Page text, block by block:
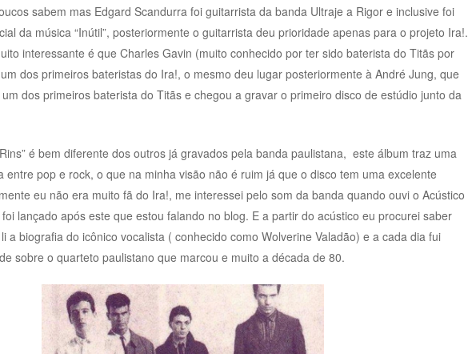
sabem mas Edgard Scandurra foi guitarrista da banda Ultraje a Rigor e inclusive foi
da música “Inútil”, posteriormente o guitarrista deu prioridade apenas para o projeto Ira!.
interessante é que Charles Gavin (muito conhecido por ter sido baterista do Titãs por
dos primeiros bateristas do Ira!, o mesmo deu lugar posteriormente à André Jung, que
dos primeiros baterista do Titãs e chegou a gravar o primeiro disco de estúdio junto da
é bem diferente dos outros já gravados pela banda paulistana, este álbum traz uma
entre pop e rock, o que na minha visão não é ruim já que o disco tem uma excelente
eu não era muito fã do Ira!, me interessei pelo som da banda quando ouvi o Acústico
lançado após este que estou falando no blog. E a partir do acústico eu procurei saber
a biografia do icônico vocalista ( conhecido como Wolverine Valadão) e a cada dia fui
sobre o quarteto paulistano que marcou e muito a década de 80.